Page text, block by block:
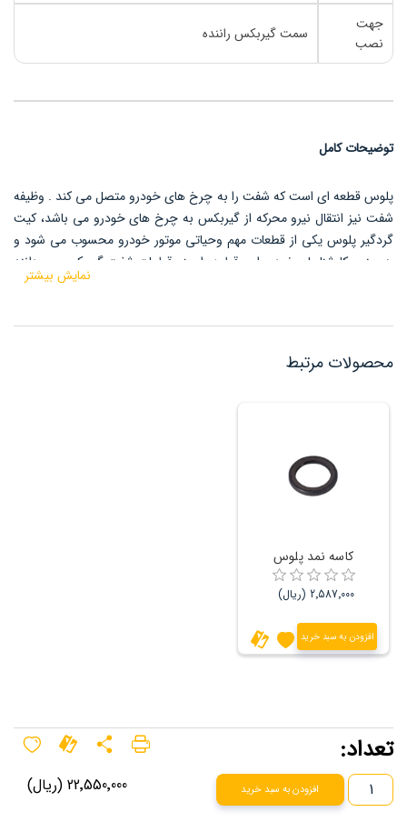
جهت
نصب
سمت گیربکس راننده
توضیحات کامل
پلوس قطعه ای است که شفت را به چرخ های خودرو متصل می کند . وظیفه
شفت نیز انتقال نیرو محرکه از گیربکس به چرخ های خودرو می باشد، کیت
گردگیر پلوس یکی از قطعات مهم وحیاتی موتور خودرو محسوب می شود و
همچنین کارشناسان خودرو این قطعه را جزو قطعات شفت گیربکس می دانند
خرابی گردگیر پلوس ال ۹۰ باعث به وجود آمدن آسیب های جبران ناپذیری
نمایش بیشتر
محصولات مرتبط
کاسه نمد پلوس
2٬587٬000 (ریال)
افزودن به سبد خرید
22٬550٬000 (ریال)
تعداد:
افزودن به سبد خرید